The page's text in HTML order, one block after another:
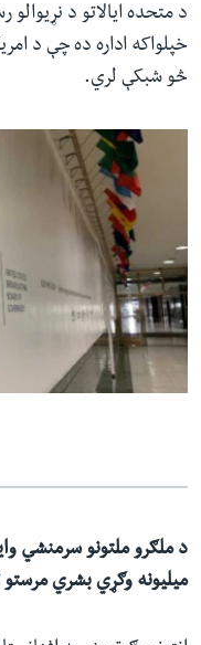
د متحده ایالاتو د
خپلواکه اداره ده چې د
څو شبکې لري.
میلیونه وګړي بشري مرستو